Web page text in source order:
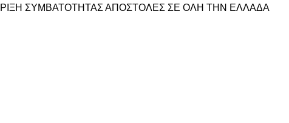
ΣΥΜΒΑΤΟΤΗΤΑΣ ΑΠΟΣΤΟΛΕΣ ΣΕ ΟΛΗ ΤΗΝ ΕΛΛΑΔΑ